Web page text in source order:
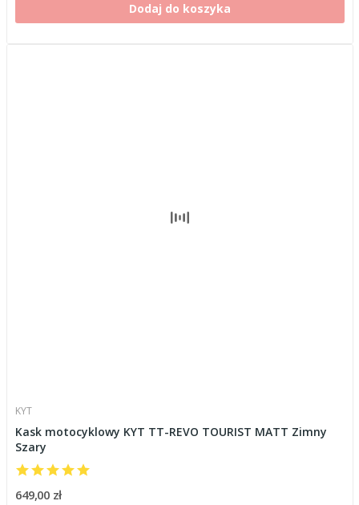
Dodaj do koszyka
KYT
Kask motocyklowy KYT TT-REVO TOURIST MATT Zimny
Szary
649,00 zł